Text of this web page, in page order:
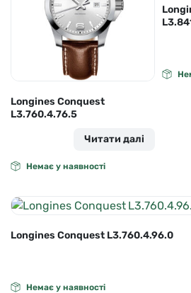
Longines Conquest
L3.760.4.76.5
Читати далі
Немає у наявності
Longines Conquest L3.760.4.96.0
Немає у наявності